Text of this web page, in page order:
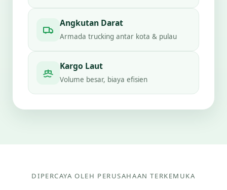
Angkutan Darat
Armada trucking antar kota & pulau
Kargo Laut
Volume besar, biaya efisien
DIPERCAYA OLEH PERUSAHAAN TERKEMUKA